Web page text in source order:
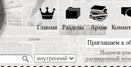
Приглашаем к
Надоела
расширенный
Главная Разделы Архив